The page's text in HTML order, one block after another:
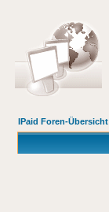
IPaid Foren-Übersicht